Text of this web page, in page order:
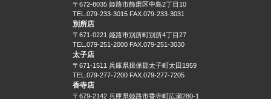
〒672-8035 姫路市飾磨区中島2丁目10
TEL.079-233-3015 FAX.079-233-3031
別所店
〒671-0221 姫路市別所町別所4丁目27
TEL.079-251-2000 FAX.079-251-3030
太子店
〒671-1511 兵庫県揖保郡太子町太田1959
TEL.079-277-7200 FAX.079-277-7205
香寺店
〒679-2142 兵庫県姫路市香寺町広瀬280-1